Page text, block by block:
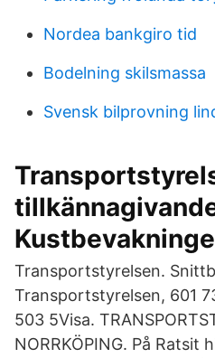
Nordea bankgiro tid
Bodelning skilsmassa
Svensk bilprovning
Transportstyrelsen.
Transportstyrelsen, 601
503 5Visa.
NORRKÖPING. På Ratsit